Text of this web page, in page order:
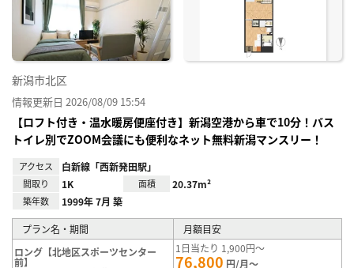
新潟市北区
情報更新日 2026/08/09 15:54
【ロフト付き・温水暖房便座付き】新潟空港から車で10分！バス
トイレ別でZOOM会議にも便利なネット無料新潟マンスリー！
アクセス 白新線「西新発田駅」
間取り 1K 面積 20.37m²
築年数 1999年 7月 築
プラン名・期間
月額目安
ロング【北地区スポーツセンター
前】
1日当たり 1,900円～
76,800 円/月～